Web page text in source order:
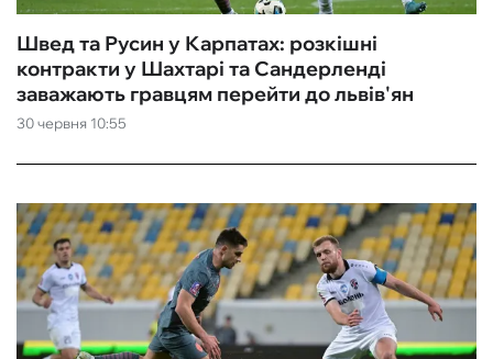
КІБЕРСПОРТ
ЧС-2026
ФУТЗАЛ
ІНШІ
БУКМЕКЕРИ
30 червня 10:55
Швед та Русин у Карпатах: розкішні
контракти у Шахтарі та Сандерленді
заважають гравцям перейти до львів'ян